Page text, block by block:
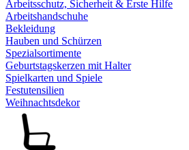
Arbeitsschutz, Sicherheit & Erste Hilfe
Arbeitshandschuhe
Bekleidung
Hauben und Schürzen
Spezialsortimente
Geburtstagskerzen mit Halter
Spielkarten und Spiele
Festutensilien
Weihnachtsdekor